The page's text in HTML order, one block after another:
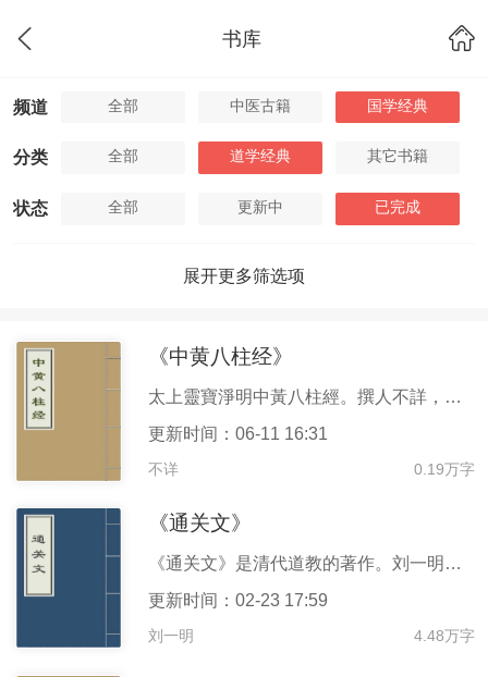
书库
频道 全部 中医古籍 国学经典
分类 全部 道学经典 其它书籍
状态 全部 更新中 已完成
展开更多筛选项
《中黄八柱经》
太上靈寶淨明中黃八柱經。撰人不詳，約出矜宋元間。係淨明派經書之一。一卷。底本出處：《正統道藏》太平部。
更新时间：06-11 16:31
不详 0.19万字
《通关文》
《通关文》是清代道教的著作。刘一明著。关为关口、关卡之意，言人生有如许“要命关口，阻路大魔”，须关关打通，方可精进于大道，故名“通关”。收入《道书十二种》。刘一明（1734—1821）号悟元子，又号素朴散人，被褐散人，后人称之悟元老人。山西曲沃（今山西闻喜县东北）人。为全真龙门派第11代道士，一生主要在甘肃榆中栖云山、兴隆山著述传教。著述甚丰，在世时即已陆续刊印传世。
更新时间：02-23 17:59
刘一明 4.48万字